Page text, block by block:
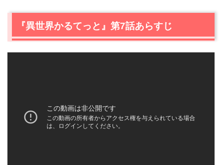
2.1綺麗なめぐみん
2.2ハムスケ登場
『異世界かるてっと』第7話あらすじ